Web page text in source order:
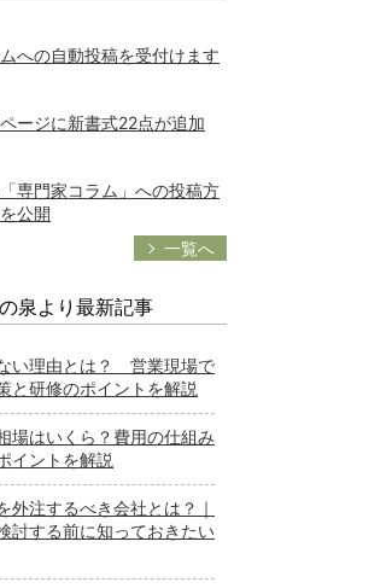
への自動投稿を受付けます
ージに新書式22点が追加
専門家コラム」への投稿方
公開
一覧へ
泉より最新記事
い理由とは？ 営業現場で
と研修のポイントを解説
場はいくら？費用の仕組み
イントを解説
外注するべき会社とは？｜
討する前に知っておきたい